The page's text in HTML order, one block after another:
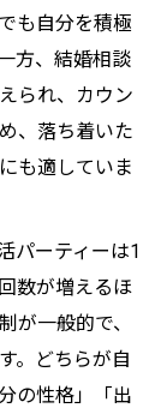
ポート体制
を理解する
相談所の特
活用術
抜くコツ
加ポイン
も自分を積極
方、結婚相談
られ、カウン
、落ち着いた
も適していま
パーティーは1
数が増えるほ
が一般的で、
。どちらが自
の性格」「出